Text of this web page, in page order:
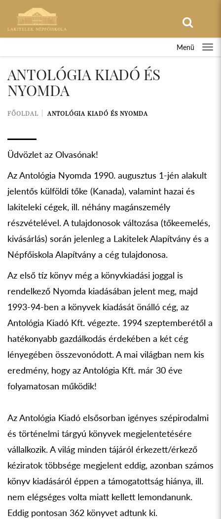
Menü
ANTOLÓGIA KIADÓ ÉS
NYOMDA
FŐOLDAL ANTOLÓGIA KIADÓ ÉS NYOMDA
Üdvözlet az Olvasónak!
Az Antológia Nyomda 1990. augusztus 1-jén alakult
jelentős külföldi tőke (Kanada), valamint hazai és
lakiteleki cégek, ill. néhány magánszemély
részvételével. A tulajdonosok változása (tőkeemelés,
kivásárlás) során jelenleg a Lakitelek Alapítvány és a
Népfőiskola Alapítvány a cég tulajdonosa.
Az első tíz könyv még a könyvkiadási joggal is
rendelkező Nyomda kiadásában jelent meg, majd
1993-94-ben a könyvek kiadását önálló cég, az
Antológia Kiadó Kft. végezte. 1994 szeptemberétől a
hatékonyabb gazdálkodás érdekében a két cég
lényegében összevonódott. A mai világban nem kis
eredmény, hogy az Antológia Kft. már 30 éve
folyamatosan működik!
Az Antológia Kiadó elsősorban igényes szépirodalmi
és történelmi tárgyú könyvek megjelentetésére
vállalkozik. A világ minden tájáról érkezett/érkező
kéziratok többsége megjelent eddig, azonban számos
könyv kiadásáról éppen a támogatottság hiánya, ill.
nem elégséges volta miatt kellett lemondanunk.
Eddig pontosan 362 könyvet adtunk ki.